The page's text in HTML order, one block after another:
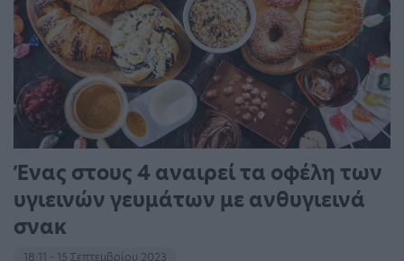
Ένας στους 4 αναιρεί τα οφέλη των
υγιεινών γευμάτων με ανθυγιεινά
σνακ
18:11 - 15 Σεπτεμβρίου 2023